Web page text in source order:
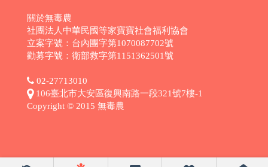
關於無毒農
社團法人中華民國等家寶寶社會福利協會
立案字號：台內團字第1070087702號
勸募字號：衛部救字第1151362501號
02-27713010
106臺北市大安區復興南路一段321號7樓-1
Copyright © 2015 無毒農